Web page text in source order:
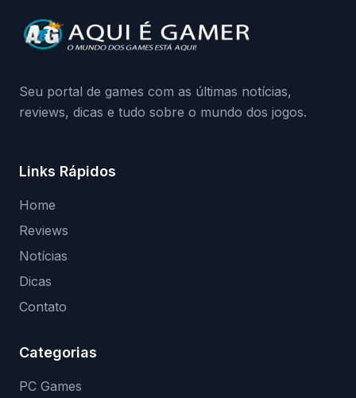
da Playground: negação do preload,
medidas contra acessos não autorizados
Seu portal de games com as últimas notícias,
reviews, dicas e tudo sobre o mundo dos jogos.
Links Rápidos
Home
Reviews
Notícias
Dicas
Contato
Categorias
PC Games